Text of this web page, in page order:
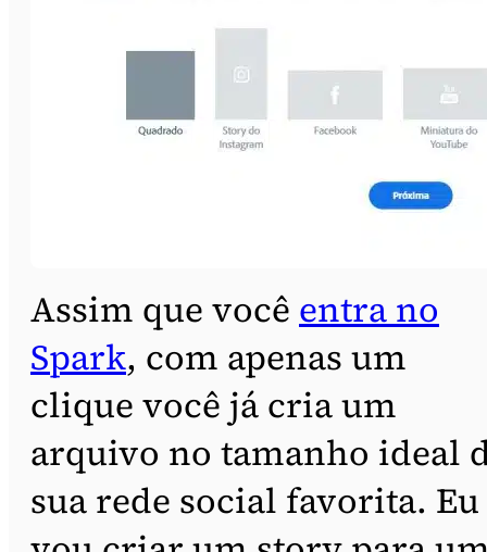
Assim que você entra no
Spark, com apenas um
clique você já cria um
arquivo no tamanho ideal
sua rede social favorita. Eu